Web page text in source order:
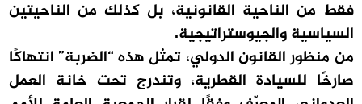
فقط من الناحية القانونية، بل كذلك من الناحيتين
السياسية والجيوستراتيجية.
من منظور القانون الدولي، تمثل هذه “الضربة” انتهاكًا
صارخًا للسيادة القطرية، وتندرج تحت خانة العمل